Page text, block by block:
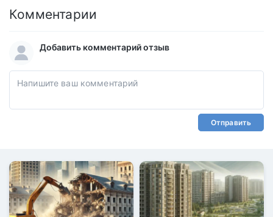
Комментарии
Добавить комментарий отзыв
Отправить